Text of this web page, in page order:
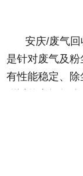
安庆/废气
是针对废气及
有性能稳定、